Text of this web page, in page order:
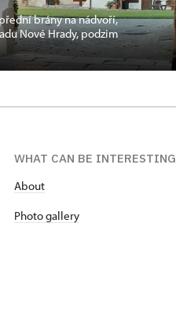
brány na nádvoří,
Nové Hrady, podzim
WHAT CAN BE INTERESTING
About
Photo gallery